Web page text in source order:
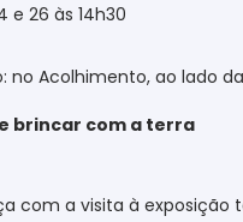
e 26 às 14h30
no Acolhimento, ao lado
brincar com a terra
com a visita à exposição